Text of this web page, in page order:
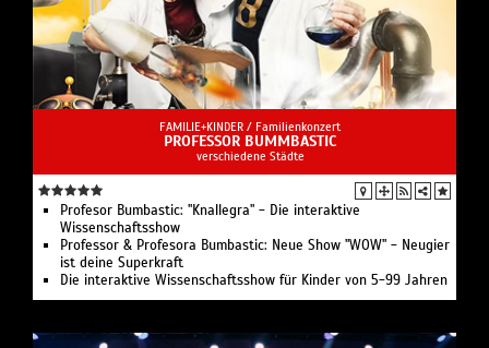
FAMILIE+KINDER / Familienkonzert
PROFESSOR BUMMBASTIC
verschiedene Städte
Profesor Bumbastic: "Knallegra" - Die interaktive
Wissenschaftsshow
Professor & Profesora Bumbastic: Neue Show "WOW" - Neugier
ist deine Superkraft
Die interaktive Wissenschaftsshow für Kinder von 5-99 Jahren